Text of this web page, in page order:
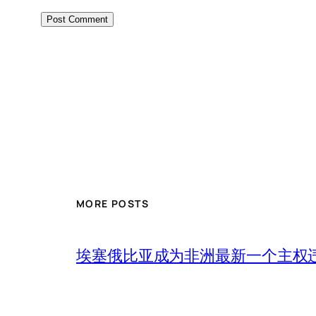
MORE POSTS
埃塞俄比亚成为非洲最新一个主权